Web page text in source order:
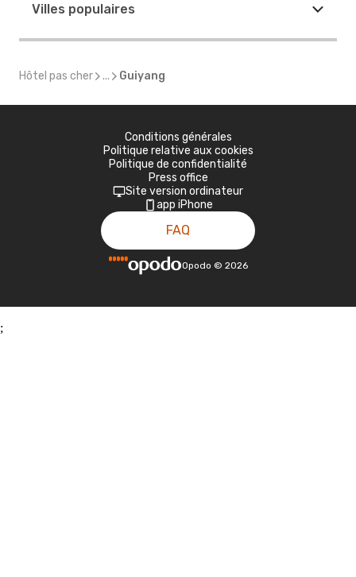
Villes populaires
Hôtel pas cher ... Guiyang
Conditions générales
Politique relative aux cookies
Politique de confidentialité
Press office
Site version ordinateur
app iPhone
FAQ
Opodo © 2026
;